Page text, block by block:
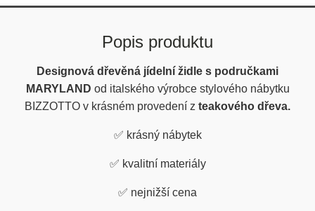
Popis produktu
Designová dřevěná jídelní židle s područkami
MARYLAND od italského výrobce stylového nábytku
BIZZOTTO v krásném provedení z teakového dřeva.
✅ krásný nábytek
✅ kvalitní materiály
✅ nejnižší cena